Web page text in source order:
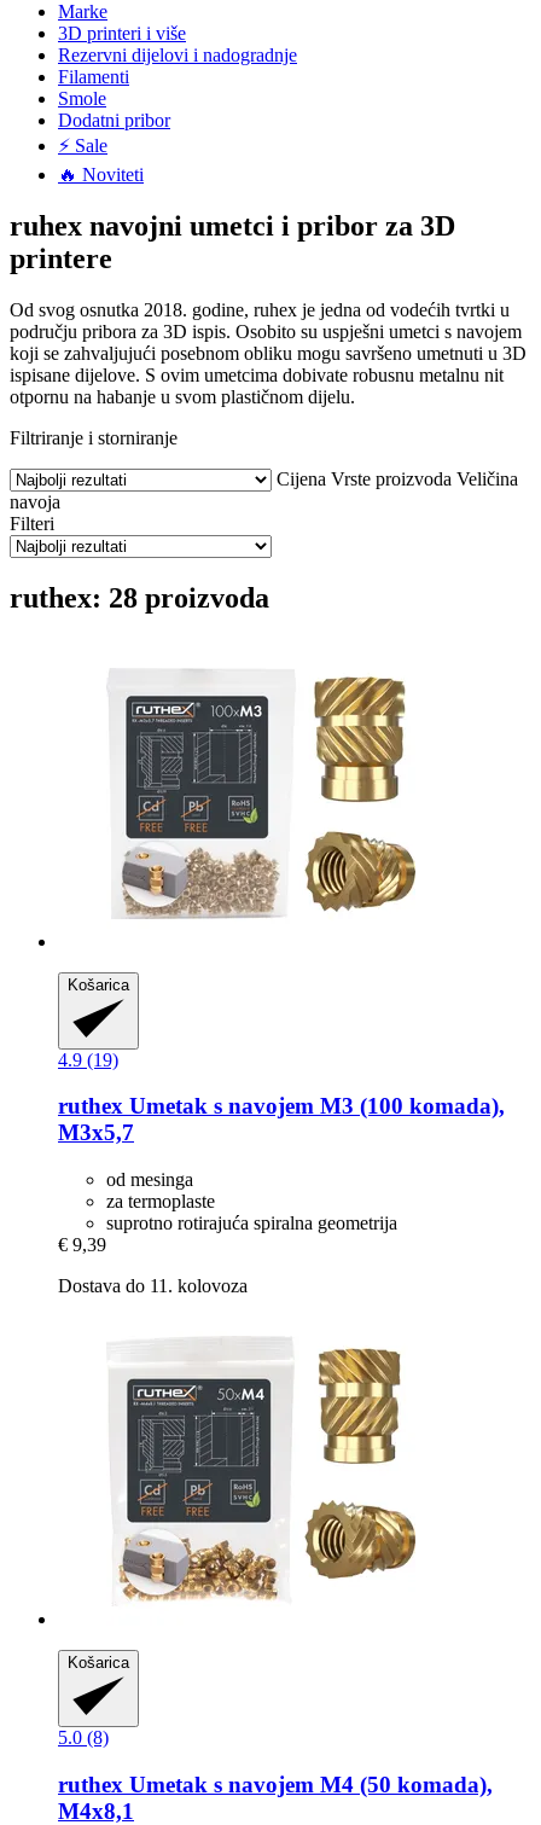
Marke
3D printeri i više
Rezervni dijelovi i nadogradnje
Filamenti
Smole
Dodatni pribor
⚡ Sale
🔥 Noviteti
ruhex navojni umetci i pribor za 3D
printere
Od svog osnutka 2018. godine, ruhex je jedna od vodećih tvrtki u
području pribora za 3D ispis. Osobito su uspješni umetci s navojem
koji se zahvaljujući posebnom obliku mogu savršeno umetnuti u 3D
ispisane dijelove. S ovim umetcima dobivate robusnu metalnu nit
otpornu na habanje u svom plastičnom dijelu.
Filtriranje i storniranje
Cijena Vrste proizvoda Veličina
navoja
Filteri
ruthex: 28 proizvoda
Košarica
4.9 (19)
ruthex Umetak s navojem M3 (100 komada),
M3x5,7
od mesinga
za termoplaste
suprotno rotirajuća spiralna geometrija
€ 9,39
Dostava do 11. kolovoza
Košarica
5.0 (8)
ruthex Umetak s navojem M4 (50 komada),
M4x8,1